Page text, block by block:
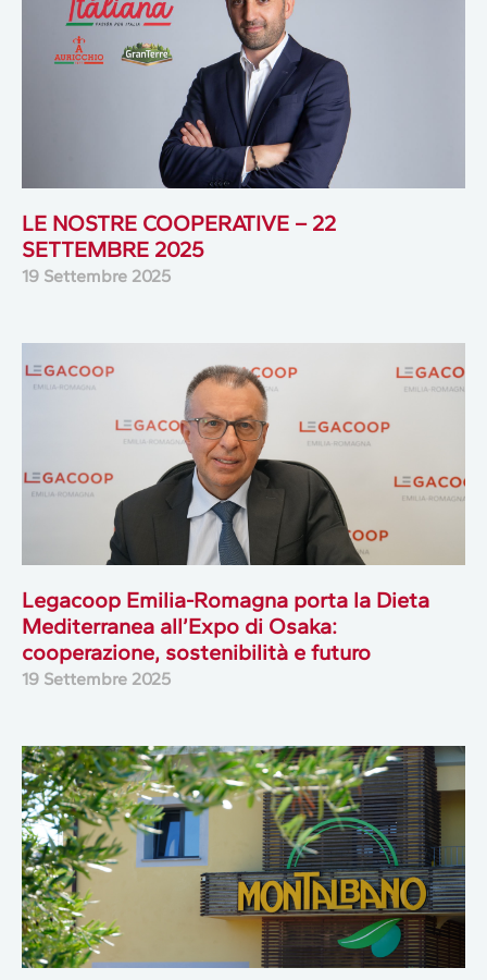
LE NOSTRE COOPERATIVE – 22
SETTEMBRE 2025
19 Settembre 2025
Legacoop Emilia-Romagna porta la Dieta
Mediterranea all’Expo di Osaka:
cooperazione, sostenibilità e futuro
19 Settembre 2025